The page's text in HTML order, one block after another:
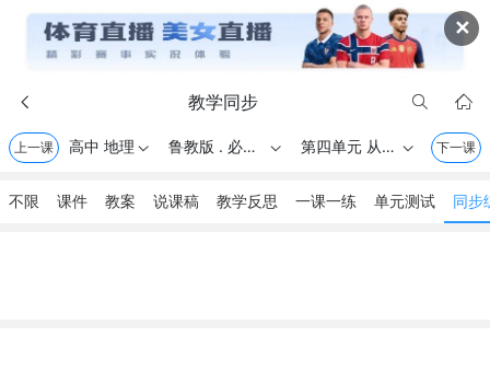
✕
 教学同步  
上一课 高中 地理  鲁教版 . 必修第一册  第四单元 从人地关系看资源与环境  下一课
不限 课件 教案 说课稿 教学反思 一课一练 单元测试 同步